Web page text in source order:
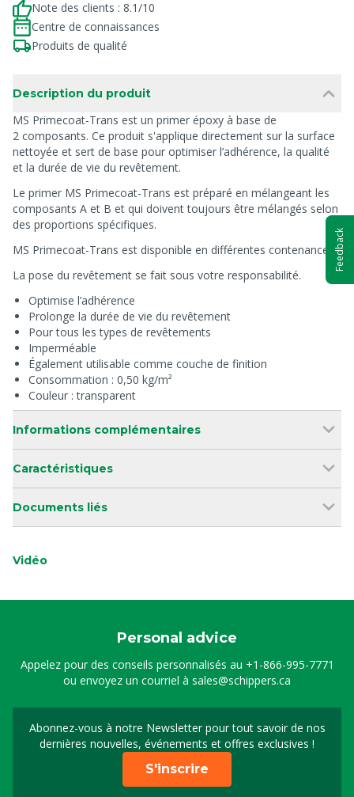
Note des clients : 8.1/10
Centre de connaissances
Produits de qualité
Description du produit
MS Primecoat-Trans est un primer époxy à base de
2 composants. Ce produit s'applique directement sur la surface
nettoyée et sert de base pour optimiser l’adhérence, la qualité
et la durée de vie du revêtement.
Le primer MS Primecoat-Trans est préparé en mélangeant les
composants A et B et qui doivent toujours être mélangés selon
des proportions spécifiques.
MS Primecoat-Trans est disponible en différentes contenances.
La pose du revêtement se fait sous votre responsabilité.
Optimise l’adhérence
Prolonge la durée de vie du revêtement
Pour tous les types de revêtements
Imperméable
Également utilisable comme couche de finition
Consommation : 0,50 kg/m²
Couleur : transparent
Informations complémentaires
Caractéristiques
Documents liés
Vidéo
Personal advice
Appelez pour des conseils personnalisés au +1-866-995-7771
ou envoyez un courriel à sales@schippers.ca
Abonnez-vous à notre Newsletter pour tout savoir de nos
dernières nouvelles, événements et offres exclusives !
Sign up for our
S'inscrire
Feedback